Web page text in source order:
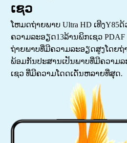
ເຊວ
ໂຫມດຖ່າຍພາບ Ultra HD ເທີງY85
ຄວາມລະອຽດ13ລ້ານພິກເຊວ
ຖ່າຍພາບທີ່ມີຄວາມລະອຽດສູງໂດຍ
ພ້ອມກັນປະສານເປັນພາບທີ່ມີຄວາມລ
ເຊວ ທີ່ມີຄວາມໂດດເດັ່ນຫລາຍທີ່ສຸດ.